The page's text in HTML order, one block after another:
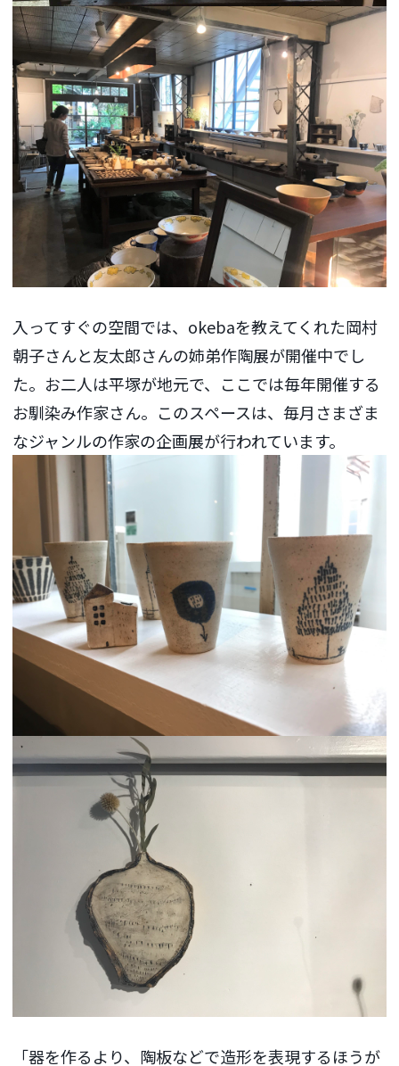
入ってすぐの空間では、okebaを教えてくれた岡村
朝子さんと友太郎さんの姉弟作陶展が開催中でし
た。お二人は平塚が地元で、ここでは毎年開催する
お馴染み作家さん。このスペースは、毎月さまざま
なジャンルの作家の企画展が行われています。
「器を作るより、陶板などで造形を表現するほうが